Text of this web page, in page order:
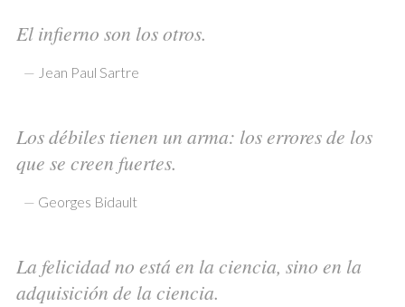
El infierno son los otros.
— Jean Paul Sartre
Los débiles tienen un arma: los errores de los
que se creen fuertes.
— Georges Bidault
La felicidad no está en la ciencia, sino en la
adquisición de la ciencia.